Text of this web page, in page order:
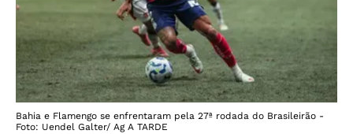
Bahia e Flamengo se enfrentaram pela 27ª rodada do Brasileirão -
Foto: Uendel Galter/ Ag A TARDE